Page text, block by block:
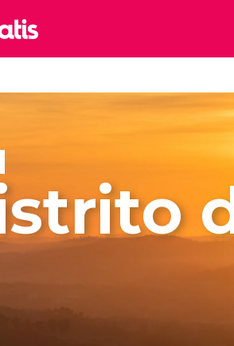
Italia
Reino